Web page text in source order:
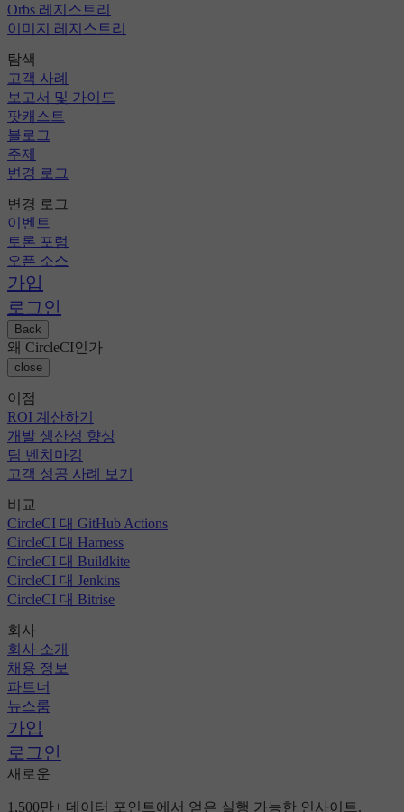
Orbs 레지스트리
이미지 레지스트리
탐색
고객 사례
보고서 및 가이드
팟캐스트
블로그
주제
변경 로그
변경 로그
이벤트
토론 포럼
오픈 소스
가입
로그인
Back
왜 CircleCI인가
close
이점
ROI 계산하기
개발 생산성 향상
팀 벤치마킹
고객 성공 사례 보기
비교
CircleCI 대 GitHub Actions
CircleCI 대 Harness
CircleCI 대 Buildkite
CircleCI 대 Jenkins
CircleCI 대 Bitrise
회사
회사 소개
채용 정보
파트너
뉴스룸
가입
로그인
새로운
1,500만+ 데이터 포인트에서 얻은 실행 가능한 인사이트.